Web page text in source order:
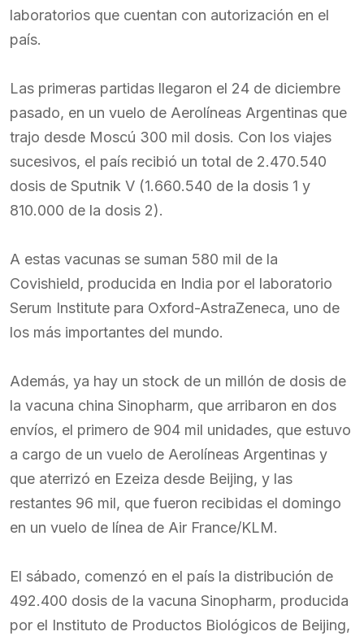
laboratorios que cuentan con autorización en el
país.
Las primeras partidas llegaron el 24 de diciembre
pasado, en un vuelo de Aerolíneas Argentinas que
trajo desde Moscú 300 mil dosis. Con los viajes
sucesivos, el país recibió un total de 2.470.540
dosis de Sputnik V (1.660.540 de la dosis 1 y
810.000 de la dosis 2).
A estas vacunas se suman 580 mil de la
Covishield, producida en India por el laboratorio
Serum Institute para Oxford-AstraZeneca, uno de
los más importantes del mundo.
Además, ya hay un stock de un millón de dosis de
la vacuna china Sinopharm, que arribaron en dos
envíos, el primero de 904 mil unidades, que estuvo
a cargo de un vuelo de Aerolíneas Argentinas y
que aterrizó en Ezeiza desde Beijing, y las
restantes 96 mil, que fueron recibidas el domingo
en un vuelo de línea de Air France/KLM.
El sábado, comenzó en el país la distribución de
492.400 dosis de la vacuna Sinopharm, producida
por el Instituto de Productos Biológicos de Beijing,